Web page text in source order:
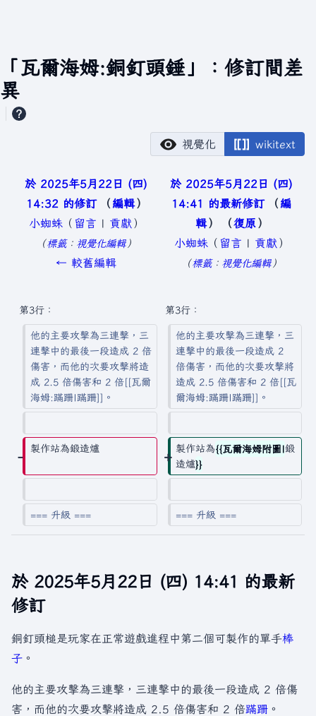
「瓦爾海姆:銅釘頭錘」：修訂間差
異
視覺化 wikitext
於 2025年5月22日 (四)
14:32 的修訂
編輯
小蜘蛛（ 留言 | 貢獻 ）
要
標籤： 視覺化編輯
← 較舊編輯
於 2025年5月22日 (四)
14:41 的最新修訂
編
輯
復原
小蜘蛛（ 留言 | 貢獻 ）
摘
標籤： 視覺化編輯
第3行： 第3行：
他的主要攻擊為三連擊，三
連擊中的最後一段造成 2 倍
傷害，而他的次要攻擊將造
成 2.5 倍傷害和 2 倍[[瓦爾
海姆:蹣跚|蹣跚]]。
他的主要攻擊為三連擊，三
連擊中的最後一段造成 2
倍傷害，而他的次要攻擊將
造成 2.5 倍傷害和 2 倍[[瓦
爾海姆:蹣跚|蹣跚]]。
製作站為鍛造爐 製作站為{{瓦爾海姆附圖|鍛
造爐}}
=== 升級 === === 升級 ===
於 2025年5月22日 (四) 14:41 的最新
修訂
銅釘頭槌是玩家在正常遊戲進程中第二個可製作的單手棒
子 。
他的主要攻擊為三連擊，三連擊中的最後一段造成 2 倍傷
害，而他的次要攻擊將造成 2.5 倍傷害和 2 倍蹣跚 。